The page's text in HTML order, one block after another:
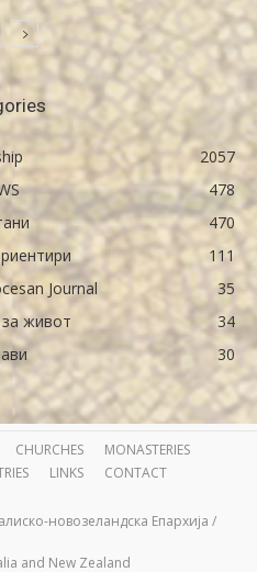
2057
478
470
111
Journal
35
живот
34
30
CHURCHES
MONASTERIES
LINKS CONTACT
новозеландска Епархија /
and New Zealand